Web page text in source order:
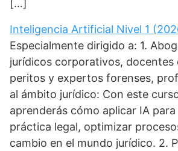
[…]
Inteligencia Artificial Nivel 1
Especialmente dirigido a: 1.
jurídicos corporativos, docentes
peritos y expertos forenses,
al ámbito jurídico: Con este
aprenderás cómo aplicar IA
práctica legal, optimizar
cambio en el mundo jurídico. 2.